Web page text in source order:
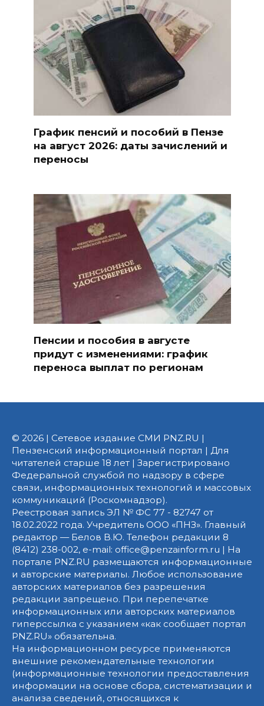
График пенсий и пособий в Пензе
на август 2026: даты зачислений и
переносы
Пенсии и пособия в августе
придут с изменениями: график
переноса выплат по регионам
© 2026 | Сетевое издание СМИ PNZ.RU |
Пензенский информационный портал | Для
читателей старше 18 лет | Зарегистрировано
Федеральной службой по надзору в сфере
связи, информационных технологий и массовых
коммуникаций (Роскомнадзор).
Реестровая запись ЭЛ № ФС 77 - 82747 от
18.02.2022 года. Учредитель ООО «ПНЗ». Главный
редактор — Белов В.Ю. Телефон редакции 8
(8412) 238-002, e-mail: office@penzainform.ru | На
портале PNZ.RU размещаются информационные
и авторские материалы. Любое использование
авторских материалов без разрешения
редакции запрещено. При перепечатке
информационных или авторских материалов
гиперссылка с указанием «как сообщает портал
PNZ.RU» обязательна.
На информационном ресурсе применяются
внешние рекомендательные технологии
(информационные технологии предоставления
информации на основе сбора, систематизации и
анализа сведений, относящихся к